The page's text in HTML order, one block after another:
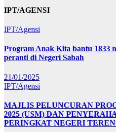
IPT/AGENSI
IPT/Agensi
Program Anak Kita bantu 1833
peranti di Negeri Sabah
21/01/2025
IPT/Agensi
MAJLIS PELUNCURAN
2025 (USM) DAN
PERINGKAT NEGERI